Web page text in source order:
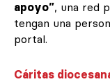
apoyo”, una red
tengan una
portal.
Cáritas